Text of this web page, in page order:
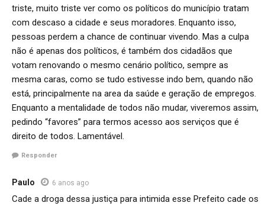
triste, muito triste ver como os políticos do município tratam
com descaso a cidade e seus moradores. Enquanto isso,
pessoas perdem a chance de continuar vivendo. Mas a culpa
não é apenas dos políticos, é também dos cidadãos que
votam renovando o mesmo cenário político, sempre as
mesma caras, como se tudo estivesse indo bem, quando não
está, principalmente na area da saúde e geração de empregos.
Enquanto a mentalidade de todos não mudar, viveremos assim,
pedindo “favores” para termos acesso aos serviços que é
direito de todos. Lamentável.
Responder
Paulo 6 anos ago
Cade a droga dessa justiça para intimida esse Prefeito cade os